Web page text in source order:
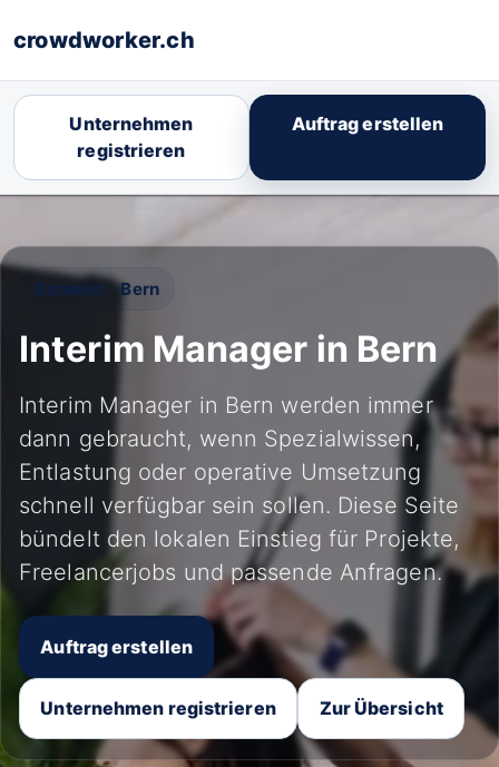
crowdworker.ch
Unternehmen
registrieren
Auftrag erstellen
Schweiz · Bern
Interim Manager in Bern
Interim Manager in Bern werden immer
dann gebraucht, wenn Spezialwissen,
Entlastung oder operative Umsetzung
schnell verfügbar sein sollen. Diese Seite
bündelt den lokalen Einstieg für Projekte,
Freelancerjobs und passende Anfragen.
Auftrag erstellen
Unternehmen registrieren Zur Übersicht